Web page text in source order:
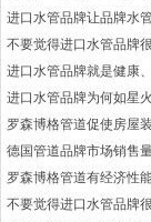
进口水管品牌让品牌水
不要觉得进口水管品牌
进口水管品牌就是健康
罗森博格管道促使房屋
德国管道品牌市场销售
罗森博格管道有经济性
不要觉得进口水管品牌